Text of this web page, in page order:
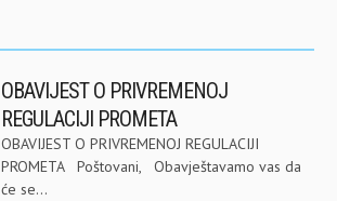
OBAVIJEST O PRIVREMENOJ
REGULACIJI PROMETA
OBAVIJEST O PRIVREMENOJ REGULACIJI
PROMETA Poštovani, Obavještavamo vas da
će se...